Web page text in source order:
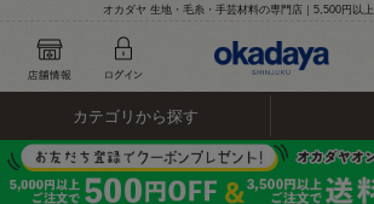
オカダヤ 生地・毛糸・手芸材料の専門店｜5,500円以上
カテゴリから探す